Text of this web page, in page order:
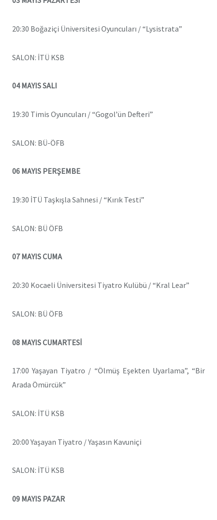
20:30 Boğaziçi Üniversitesi Oyuncuları / “Lysistrata”
SALON: İTÜ KSB
04 MAYIS SALI
19:30 Timis Oyuncuları / “Gogol’ün Defteri”
SALON: BÜ-ÖFB
06 MAYIS PERŞEMBE
19:30 İTÜ Taşkışla Sahnesi / “Kırık Testi”
SALON: BÜ ÖFB
07 MAYIS CUMA
20:30 Kocaeli Üniversitesi Tiyatro Kulübü / “Kral Lear”
SALON: BÜ ÖFB
08 MAYIS CUMARTESİ
17:00 Yaşayan Tiyatro / “Ölmüş Eşekten Uyarlama”, “Bir
Arada Ömürcük”
SALON: İTÜ KSB
20:00 Yaşayan Tiyatro / Yaşasın Kavuniçi
SALON: İTÜ KSB
09 MAYIS PAZAR